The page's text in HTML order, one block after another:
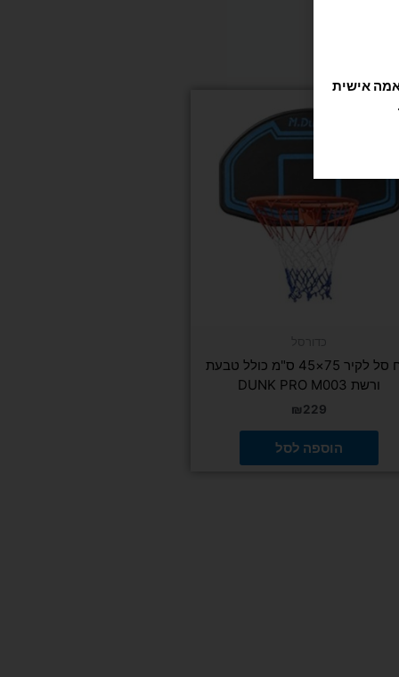
לוח סל לקיר 75×45 ס"מ כולל טבעת
ורשת DUNK PRO M003
₪229
הוספה לסל